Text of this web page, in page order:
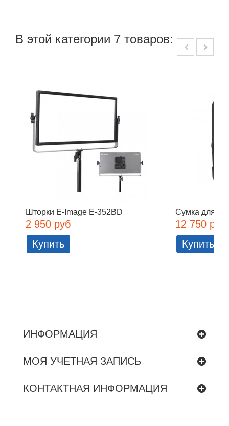
В этой категории 7 товаров:
Шторки E-Image E-352BD
2 950 руб
Купить
Сумка для
12 750 руб
Купить
ИНФОРМАЦИЯ
МОЯ УЧЕТНАЯ ЗАПИСЬ
КОНТАКТНАЯ ИНФОРМАЦИЯ